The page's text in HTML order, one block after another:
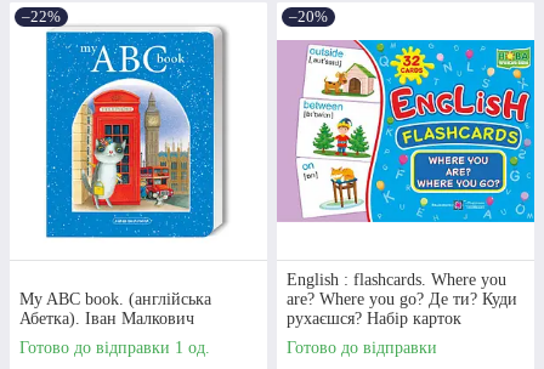
–22%
My ABC book. (англійська
Абетка). Іван Малкович
Готово до відправки 1 од.
–20%
English : flashcards. Where you
are? Where you go? Де ти? Куди
рухаєшся? Набір карток
англійською мовою
Готово до відправки